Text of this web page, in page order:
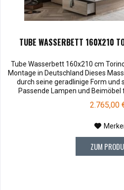
TUBE WASSERBETT 160X210
Tube Wasserbett 160x210 cm
Montage in Deutschland Dieses
durch seine geradlinige Form und
Passende Lampen und Beimöbel
Ihnen versendet werden. Bei2.765,00
ZUM